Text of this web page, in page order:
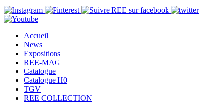
Accueil
News
Expositions
REE-MAG
Catalogue
Catalogue H0
TGV
REE COLLECTION